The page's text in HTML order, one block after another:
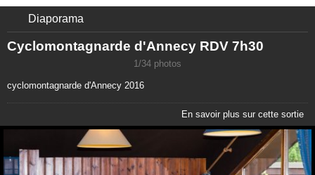
Diaporama
Cyclomontagnarde d'Annecy RDV 7h30
1/34 photos
cyclomontagnarde d'Annecy 2016
En savoir plus sur cette sortie